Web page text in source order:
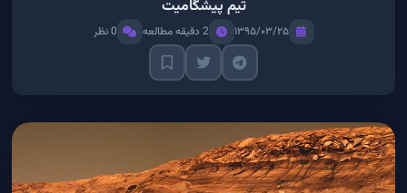
تیم پیشگامیت
۱۳۹۵/۰۳/۲۵ 2 دقیقه مطالعه 0 نظر